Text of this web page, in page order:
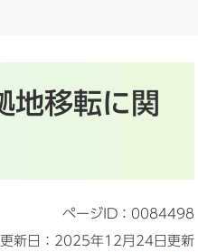
地移転に関
ページID：0084498
更新日：2025年12月24日更新